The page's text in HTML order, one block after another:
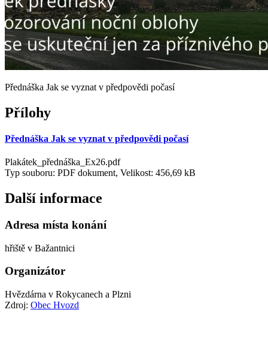
Přednáška Jak se vyznat v předpovědi počasí
Přílohy
Přednáška Jak se vyznat v předpovědi počasí
Plakátek_přednáška_Ex26.pdf
Typ souboru: PDF dokument, Velikost: 456,69 kB
Další informace
Adresa místa konání
hřiště v Bažantnici
Organizátor
Hvězdárna v Rokycanech a Plzni
Zdroj: Obec Hvozd